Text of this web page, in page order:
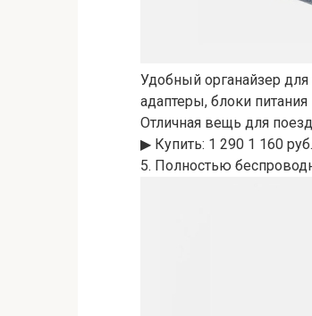
Удобный органайзер
адаптеры, блоки питания
Отличная вещь для
▶︎ Купить: 1 290 1 160 руб.
5. Полностью